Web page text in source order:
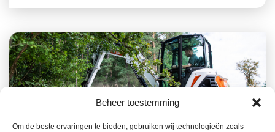
Beheer toestemming
Om de beste ervaringen te bieden, gebruiken wij technologieën zoals